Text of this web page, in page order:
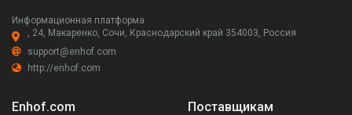
Информационная платформа
, 24, Макаренко, Сочи, Краснодарский край 354003, Россия
support@enhof.com
http://enhof.com
Enhof.com Поставщикам